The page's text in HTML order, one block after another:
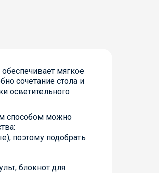
мягкое
сочетание стола и
осветительного
способом можно
поэтому подобрать
блокнот для